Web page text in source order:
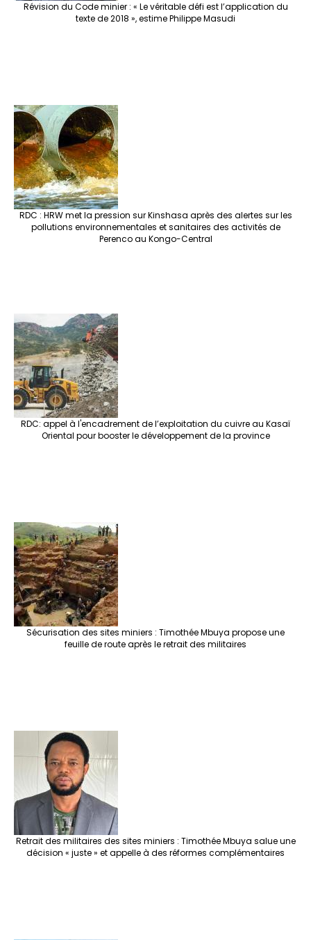
Révision du Code minier : « Le véritable défi est l’application du
texte de 2018 », estime Philippe Masudi
RDC : HRW met la pression sur Kinshasa après des alertes sur les
pollutions environnementales et sanitaires des activités de
Perenco au Kongo-Central
RDC: appel à l'encadrement de l’exploitation du cuivre au Kasaï
Oriental pour booster le développement de la province
Sécurisation des sites miniers : Timothée Mbuya propose une
feuille de route après le retrait des militaires
Retrait des militaires des sites miniers : Timothée Mbuya salue une
décision « juste » et appelle à des réformes complémentaires